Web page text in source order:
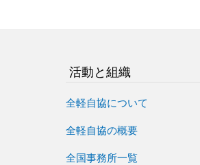
活動と組織
全軽自協について
全軽自協の概要
全国事務所一覧